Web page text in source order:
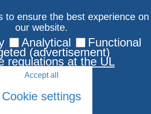
to ensure the best experience on
our website.
Analytical Functional
(advertisement)
regulations at the UL
Accept all
Cookie settings